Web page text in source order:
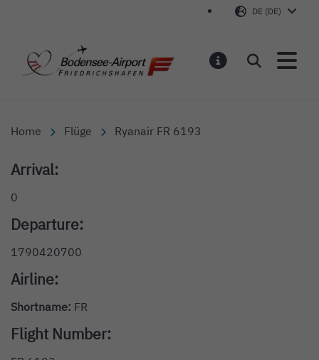
DE (DE)
Bodensee-Airport
Suchen
Home Flüge Ryanair FR 6193
Arrival:
0
Departure:
1790420700
Airline:
Shortname: FR
Flight Number: